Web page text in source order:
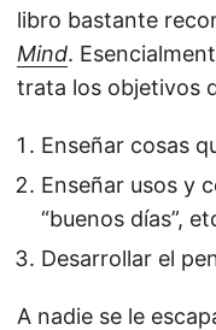
libro bastante
Mind.
trata los objetivos
Enseñar cosas
Enseñar usos y
“buenos días”,
Desarrollar el
A nadie se le